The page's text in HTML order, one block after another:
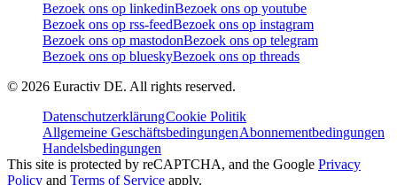
Bezoek ons op linkedinBezoek ons op youtube
Bezoek ons op rss-feedBezoek ons op instagram
Bezoek ons op mastodonBezoek ons op telegram
Bezoek ons op blueskyBezoek ons op threads
© 2026 Euractiv DE. All rights reserved.
DatenschutzerklärungCookie Politik
Allgemeine GeschäftsbedingungenAbonnementbedingungen
Handelsbedingungen
This site is protected by reCAPTCHA, and the Google Privacy
Policy and Terms of Service apply.